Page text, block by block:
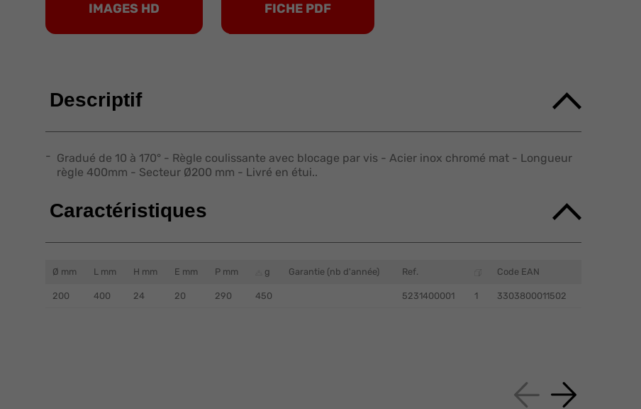
IMAGES HD FICHE PDF
Descriptif
Gradué de 10 à 170° - Règle coulissante avec blocage par vis - Acier inox chromé mat - Longueur
règle 400mm - Secteur Ø200 mm - Livré en étui..
Caractéristiques
Ø mm L mm H mm E mm P mm g Garantie (nb d'année) Ref. Code EAN
200 400 24 20 290 450 5231400001 1 3303800011502